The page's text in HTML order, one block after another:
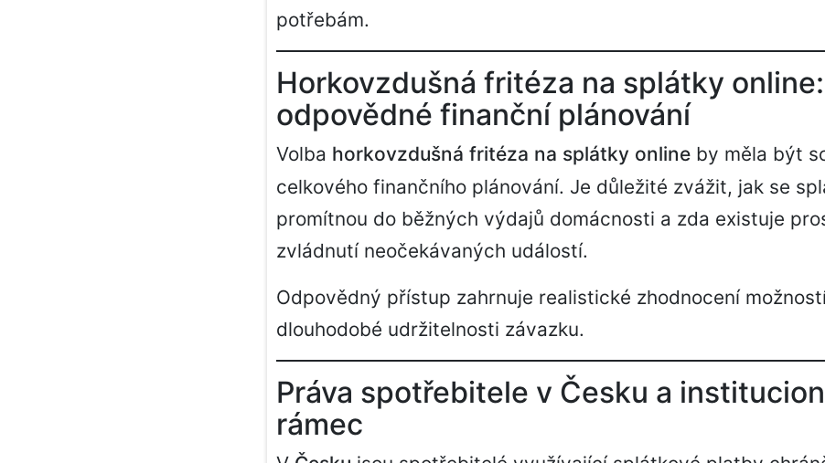
potřebám.
Horkovzdušná fritéza na splátky online:
odpovědné finanční plánování
Volba horkovzdušná fritéza na splátky online by měla být
celkového finančního plánování. Je důležité zvážit, jak se
promítnou do běžných výdajů domácnosti a zda existuje
zvládnutí neočekávaných událostí.
Odpovědný přístup zahrnuje realistické zhodnocení
dlouhodobé udržitelnosti závazku.
Práva spotřebitele v Česku a
rámec